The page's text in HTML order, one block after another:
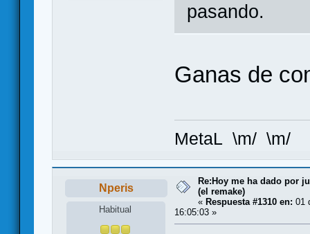
pasando.
Ganas de
MetaL \m/ \m/
Nperis
Habitual
Re:Hoy me ha dado por
(el remake)
« Respuesta #1310 en: 01
16:05:03 »